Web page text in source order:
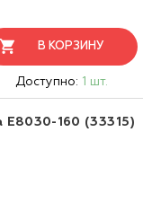
В КОРЗИНУ
Доступно: 1 шт.
Е8030-160 (33315)